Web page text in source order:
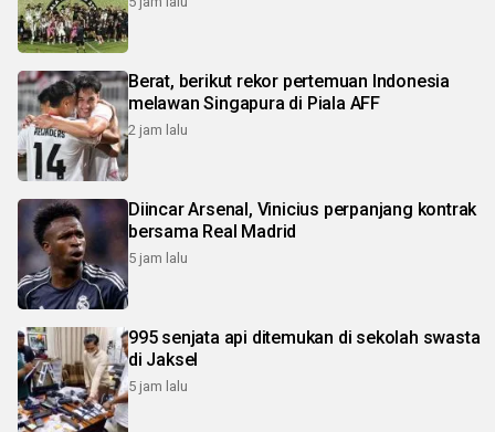
Berat, berikut rekor pertemuan Indonesia
melawan Singapura di Piala AFF
2 jam lalu
Diincar Arsenal, Vinicius perpanjang kontrak
bersama Real Madrid
5 jam lalu
995 senjata api ditemukan di sekolah swasta
di Jaksel
5 jam lalu